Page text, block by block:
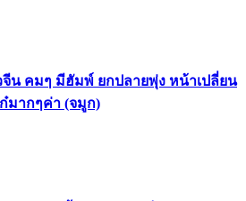
จีน คมๆ มีฮัมพ์ ยกปลายพุ่ง หน้าเปลี่ยน
มากๆค่า (จมูก)